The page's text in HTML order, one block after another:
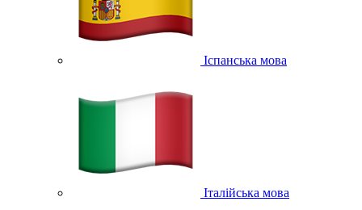
Іспанська мова
Італійська мова